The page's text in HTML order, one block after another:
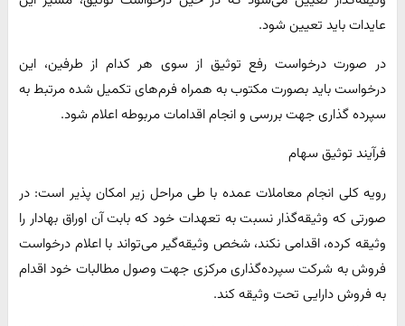
عایدات باید تعیین شود.
در صورت درخواست رفع توثیق از سوی هر کدام از طرفین، این
درخواست باید بصورت مکتوب به همراه فرم‌های تکمیل شده مرتبط به
سپرده گذاری جهت بررسی و انجام اقدامات مربوطه اعلام شود.
فرآیند توثیق سهام
رویه کلی انجام معاملات عمده با طی مراحل زیر امکان پذیر است: در
صورتی که وثیقه‌گذار نسبت به تعهدات خود که بابت آن اوراق بهادار را
وثیقه کرده، اقدامی نکند، شخص وثیقه‌گیر می‌تواند با اعلام درخواست
فروش به شرکت سپرده‌گذاری مرکزی جهت وصول مطالبات خود اقدام
به فروش دارایی تحت وثیقه کند.